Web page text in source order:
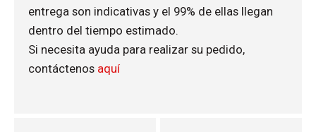
entrega son indicativas y el 99% de ellas llegan
dentro del tiempo estimado.
Si necesita ayuda para realizar su pedido,
contáctenos aquí